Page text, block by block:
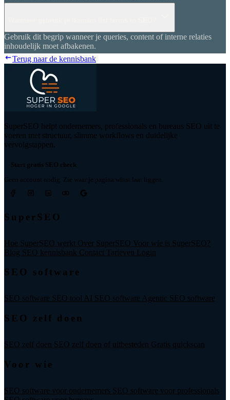
Gebruik dit begrip wanneer je queries, content of interne relaties
inhoudelijk moet afbakenen.
Terug naar de kennisbank
SuperSEO helpt ondernemers, professionals en bureaus SEO uit te
voeren met structuur, slimme workflows en duidelijke
vervolgstappen.
Start gratis SEO check
Geen account nodig. Zie waar je pagina winst laat liggen.
SuperSEO
Hoe SuperSEO werkt Over SuperSEO Voor wie is SuperSEO?
Blog SEO kennisbank Contact Tarieven Login
SEO software
SEO software SEO tool AI SEO software Agentic SEO software
SEO zelf doen
SEO zelf doen SEO zelf doen of uitbesteden Gratis quickscan
Voor wie
SEO software voor ondernemers SEO software voor professionals